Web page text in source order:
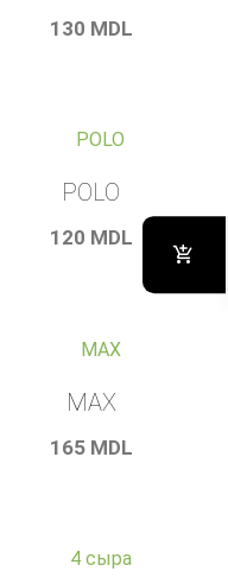
130 MDL
POLO
120 MDL
MAX
165 MDL